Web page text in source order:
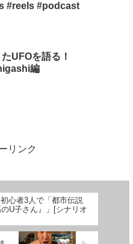
#reels #podcast
UFOを語る！
編
リンク
心者3人で「都市伝説
のU子さん』」[シナリオ